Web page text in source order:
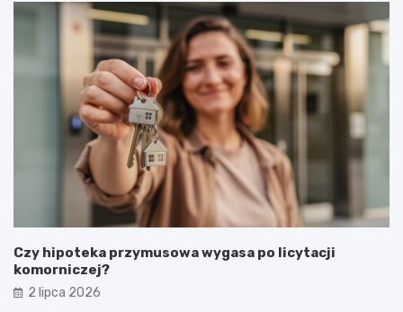
Czy hipoteka przymusowa wygasa po licytacji
komorniczej?
2 lipca 2026